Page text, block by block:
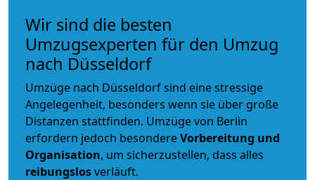
Wir sind die besten
Umzugsexperten für den Umzug
nach Düsseldorf
Umzüge nach Düsseldorf sind eine stressige
Angelegenheit, besonders wenn sie über große
Distanzen stattfinden. Umzüge von Berlin
erfordern jedoch besondereVorbereitung und
Organisation, um sicherzustellen, dass alles
reibungslosverläuft.